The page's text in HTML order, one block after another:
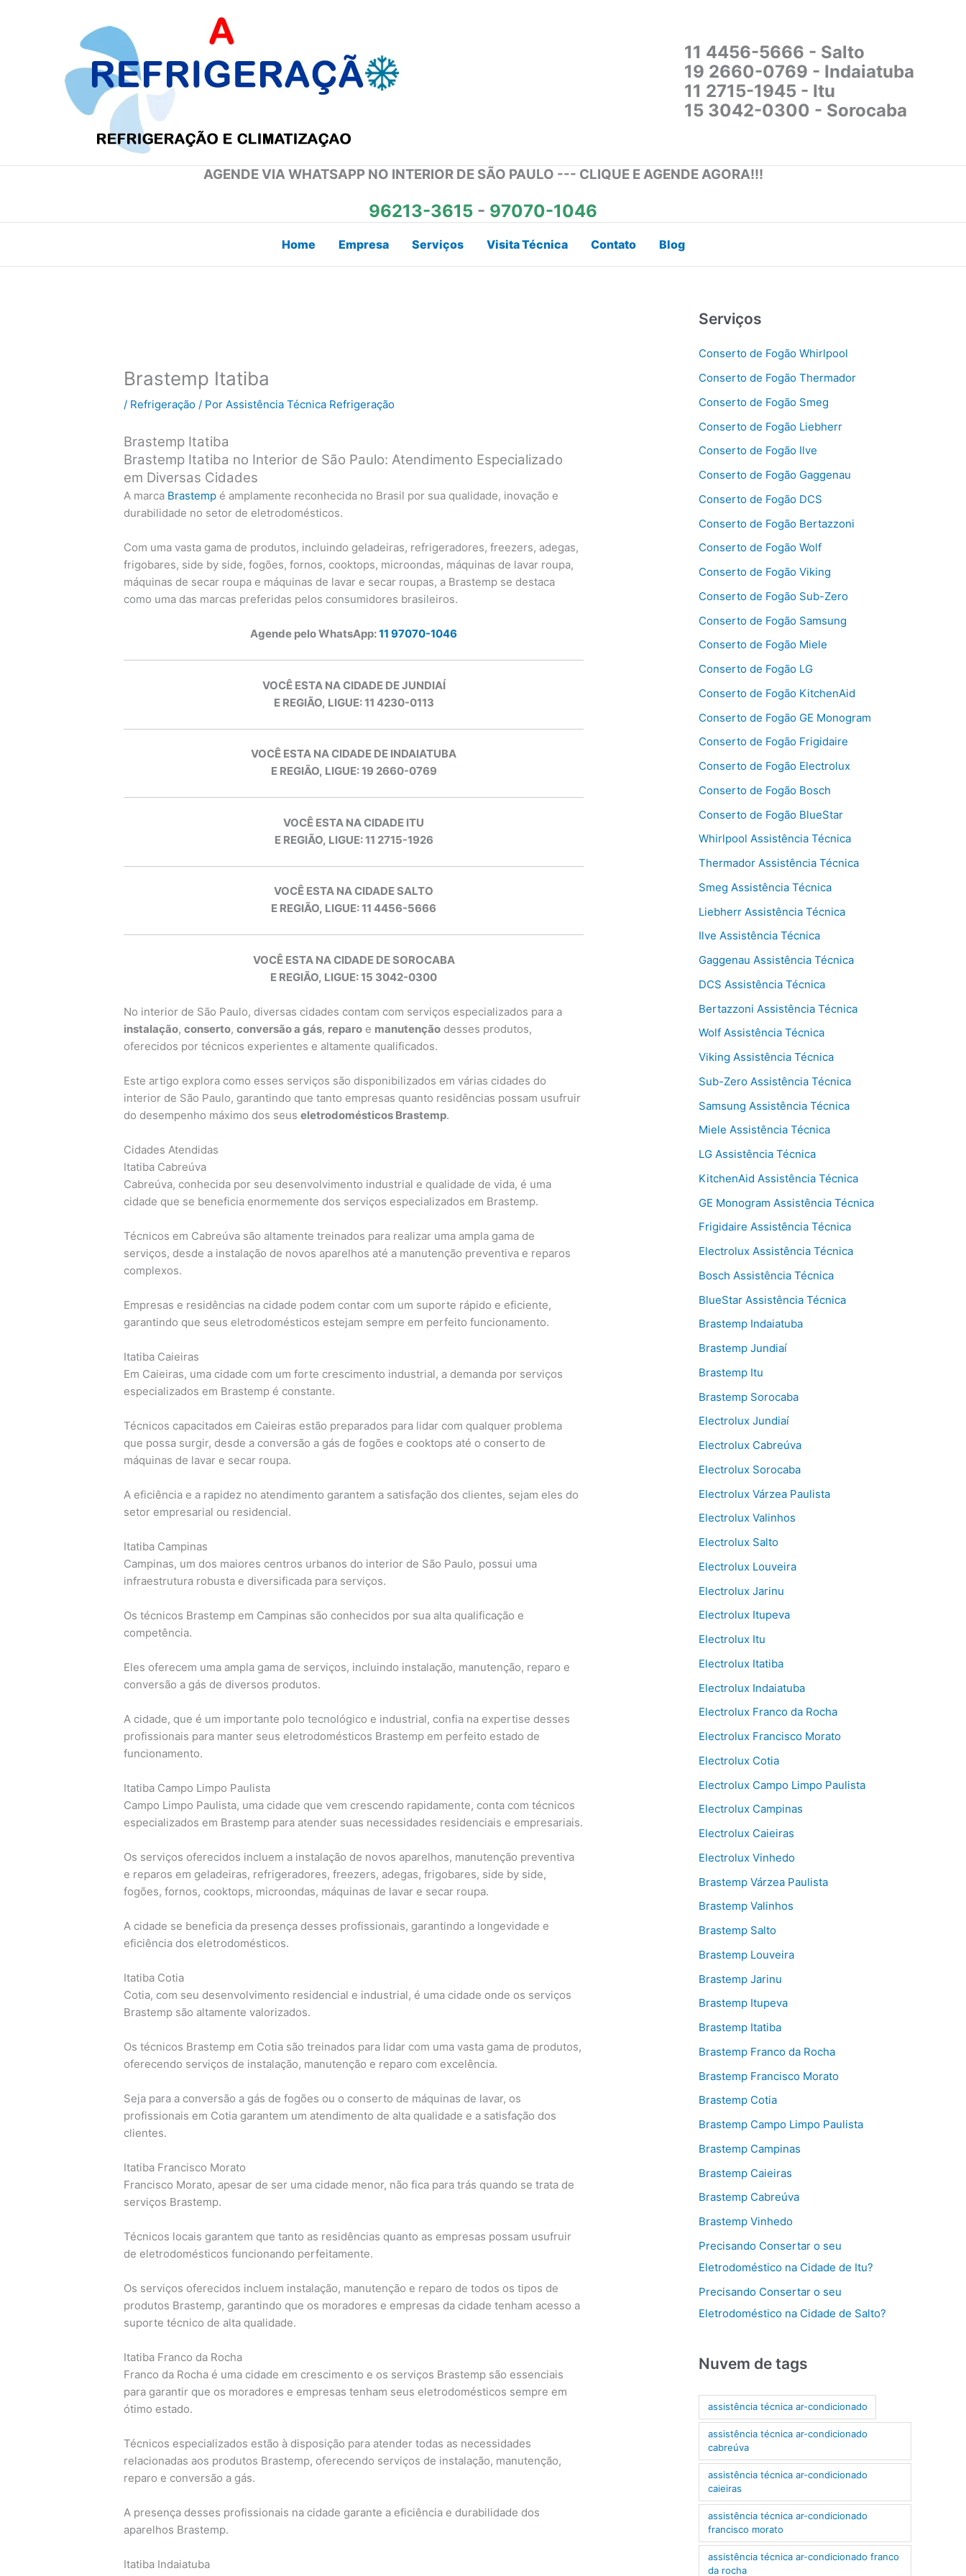
11 4456-5666 - Salto
19 2660-0769 - Indaiatuba
11 2715-1945 - Itu
15 3042-0300 - Sorocaba
AGENDE VIA WHATSAPP NO INTERIOR DE SÃO PAULO --- CLIQUE E AGENDE AGORA!!!
96213-3615 - 97070-1046
Home Empresa Serviços Visita Técnica Contato Blog
Brastemp Itatiba
/ Refrigeração / PorAssistência Técnica Refrigeração
Brastemp Itatiba
Brastemp Itatiba no Interior de São Paulo: Atendimento Especializado
em Diversas Cidades
A marca Brastemp é amplamente reconhecida no Brasil por sua qualidade, inovação e
durabilidade no setor de eletrodomésticos.
Com uma vasta gama de produtos, incluindo geladeiras, refrigeradores, freezers, adegas,
frigobares, side by side, fogões, fornos, cooktops, microondas, máquinas de lavar roupa,
máquinas de secar roupa e máquinas de lavar e secar roupas, a Brastemp se destaca
como uma das marcas preferidas pelos consumidores brasileiros.
Agende pelo WhatsApp:11 97070-1046
VOCÊ ESTA NA CIDADE DE JUNDIAÍ
E REGIÃO, LIGUE: 11 4230-0113
VOCÊ ESTA NA CIDADE DE INDAIATUBA
E REGIÃO, LIGUE: 19 2660-0769
VOCÊ ESTA NA CIDADE ITU
E REGIÃO, LIGUE: 11 2715-1926
VOCÊ ESTA NA CIDADE SALTO
E REGIÃO, LIGUE: 11 4456-5666
VOCÊ ESTA NA CIDADE DE SOROCABA
E REGIÃO, LIGUE: 15 3042-0300
No interior de São Paulo, diversas cidades contam com serviços especializados para a
instalação,conserto,conversão a gás, reparo e manutenção desses produtos,
oferecidos por técnicos experientes e altamente qualificados.
Este artigo explora como esses serviços são disponibilizados em várias cidades do
interior de São Paulo, garantindo que tanto empresas quanto residências possam usufruir
do desempenho máximo dos seuseletrodomésticos Brastemp.
Cidades Atendidas
Itatiba Cabreúva
Cabreúva, conhecida por seu desenvolvimento industrial e qualidade de vida, é uma
cidade que se beneficia enormemente dos serviços especializados em Brastemp.
Técnicos em Cabreúva são altamente treinados para realizar uma ampla gama de
serviços, desde a instalação de novos aparelhos até a manutenção preventiva e reparos
complexos.
Empresas e residências na cidade podem contar com um suporte rápido e eficiente,
garantindo que seus eletrodomésticos estejam sempre em perfeito funcionamento.
Itatiba Caieiras
Em Caieiras, uma cidade com um forte crescimento industrial, a demanda por serviços
especializados em Brastemp é constante.
Técnicos capacitados em Caieiras estão preparados para lidar com qualquer problema
que possa surgir, desde a conversão a gás de fogões e cooktops até o conserto de
máquinas de lavar e secar roupa.
A eficiência e a rapidez no atendimento garantem a satisfação dos clientes, sejam eles do
setor empresarial ou residencial.
Itatiba Campinas
Campinas, um dos maiores centros urbanos do interior de São Paulo, possui uma
infraestrutura robusta e diversificada para serviços.
Os técnicos Brastemp em Campinas são conhecidos por sua alta qualificação e
competência.
Eles oferecem uma ampla gama de serviços, incluindo instalação, manutenção, reparo e
conversão a gás de diversos produtos.
A cidade, que é um importante polo tecnológico e industrial, confia na expertise desses
profissionais para manter seus eletrodomésticos Brastemp em perfeito estado de
funcionamento.
Itatiba Campo Limpo Paulista
Campo Limpo Paulista, uma cidade que vem crescendo rapidamente, conta com técnicos
especializados em Brastemp para atender suas necessidades residenciais e empresariais.
Os serviços oferecidos incluem a instalação de novos aparelhos, manutenção preventiva
e reparos em geladeiras, refrigeradores, freezers, adegas, frigobares, side by side,
fogões, fornos, cooktops, microondas, máquinas de lavar e secar roupa.
A cidade se beneficia da presença desses profissionais, garantindo a longevidade e
eficiência dos eletrodomésticos.
Itatiba Cotia
Cotia, com seu desenvolvimento residencial e industrial, é uma cidade onde os serviços
Brastemp são altamente valorizados.
Os técnicos Brastemp em Cotia são treinados para lidar com uma vasta gama de produtos,
oferecendo serviços de instalação, manutenção e reparo com excelência.
Seja para a conversão a gás de fogões ou o conserto de máquinas de lavar, os
profissionais em Cotia garantem um atendimento de alta qualidade e a satisfação dos
clientes.
Itatiba Francisco Morato
Francisco Morato, apesar de ser uma cidade menor, não fica para trás quando se trata de
serviços Brastemp.
Técnicos locais garantem que tanto as residências quanto as empresas possam usufruir
de eletrodomésticos funcionando perfeitamente.
Os serviços oferecidos incluem instalação, manutenção e reparo de todos os tipos de
produtos Brastemp, garantindo que os moradores e empresas da cidade tenham acesso a
suporte técnico de alta qualidade.
Itatiba Franco da Rocha
Franco da Rocha é uma cidade em crescimento e os serviços Brastemp são essenciais
para garantir que os moradores e empresas tenham seus eletrodomésticos sempre em
ótimo estado.
Técnicos especializados estão à disposição para atender todas as necessidades
relacionadas aos produtos Brastemp, oferecendo serviços de instalação, manutenção,
reparo e conversão a gás.
A presença desses profissionais na cidade garante a eficiência e durabilidade dos
aparelhos Brastemp.
Itatiba Indaiatuba
Serviços
Conserto de Fogão Whirlpool
Conserto de Fogão Thermador
Conserto de Fogão Smeg
Conserto de Fogão Liebherr
Conserto de Fogão Ilve
Conserto de Fogão Gaggenau
Conserto de Fogão DCS
Conserto de Fogão Bertazzoni
Conserto de Fogão Wolf
Conserto de Fogão Viking
Conserto de Fogão Sub-Zero
Conserto de Fogão Samsung
Conserto de Fogão Miele
Conserto de Fogão LG
Conserto de Fogão KitchenAid
Conserto de Fogão GE Monogram
Conserto de Fogão Frigidaire
Conserto de Fogão Electrolux
Conserto de Fogão Bosch
Conserto de Fogão BlueStar
Whirlpool Assistência Técnica
Thermador Assistência Técnica
Smeg Assistência Técnica
Liebherr Assistência Técnica
Ilve Assistência Técnica
Gaggenau Assistência Técnica
DCS Assistência Técnica
Bertazzoni Assistência Técnica
Wolf Assistência Técnica
Viking Assistência Técnica
Sub-Zero Assistência Técnica
Samsung Assistência Técnica
Miele Assistência Técnica
LG Assistência Técnica
KitchenAid Assistência Técnica
GE Monogram Assistência Técnica
Frigidaire Assistência Técnica
Electrolux Assistência Técnica
Bosch Assistência Técnica
BlueStar Assistência Técnica
Brastemp Indaiatuba
Brastemp Jundiaí
Brastemp Itu
Brastemp Sorocaba
Electrolux Jundiaí
Electrolux Cabreúva
Electrolux Sorocaba
Electrolux Várzea Paulista
Electrolux Valinhos
Electrolux Salto
Electrolux Louveira
Electrolux Jarinu
Electrolux Itupeva
Electrolux Itu
Electrolux Itatiba
Electrolux Indaiatuba
Electrolux Franco da Rocha
Electrolux Francisco Morato
Electrolux Cotia
Electrolux Campo Limpo Paulista
Electrolux Campinas
Electrolux Caieiras
Electrolux Vinhedo
Brastemp Várzea Paulista
Brastemp Valinhos
Brastemp Salto
Brastemp Louveira
Brastemp Jarinu
Brastemp Itupeva
Brastemp Itatiba
Brastemp Franco da Rocha
Brastemp Francisco Morato
Brastemp Cotia
Brastemp Campo Limpo Paulista
Brastemp Campinas
Brastemp Caieiras
Brastemp Cabreúva
Brastemp Vinhedo
Precisando Consertar o seu
Eletrodoméstico na Cidade de Itu?
Precisando Consertar o seu
Eletrodoméstico na Cidade de Salto?
Nuvem de tags
assistência técnica ar-condicionado
assistência técnica ar-condicionado
cabreúva
assistência técnica ar-condicionado
caieiras
assistência técnica ar-condicionado
francisco morato
assistência técnica ar-condicionado franco
da rocha